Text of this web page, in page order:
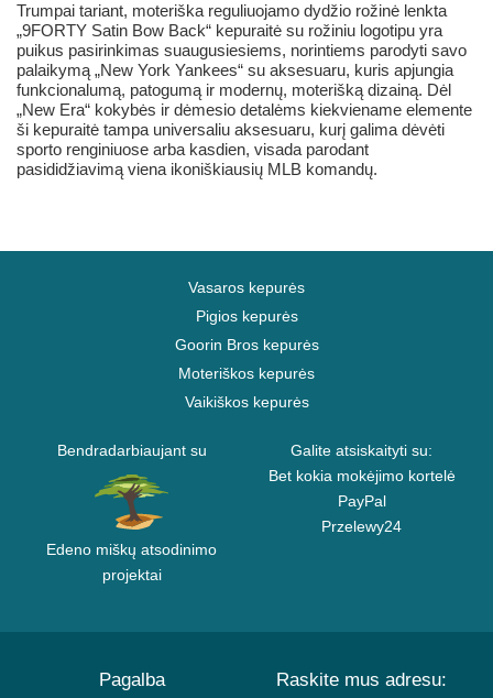
Trumpai tariant, moteriška reguliuojamo dydžio rožinė lenkta
„9FORTY Satin Bow Back“ kepuraitė su rožiniu logotipu yra
puikus pasirinkimas suaugusiesiems, norintiems parodyti savo
palaikymą „New York Yankees“ su aksesuaru, kuris apjungia
funkcionalumą, patogumą ir modernų, moterišką dizainą. Dėl
„New Era“ kokybės ir dėmesio detalėms kiekviename elemente
ši kepuraitė tampa universaliu aksesuaru, kurį galima dėvėti
sporto renginiuose arba kasdien, visada parodant
pasididžiavimą viena ikoniškiausių MLB komandų.
Vasaros kepurės
Pigios kepurės
Goorin Bros kepurės
Moteriškos kepurės
Vaikiškos kepurės
Bendradarbiaujant su
Edeno miškų atsodinimo
projektai
Galite atsiskaityti su:
Bet kokia mokėjimo kortelė
PayPal
Przelewy24
Pagalba Raskite mus adresu: